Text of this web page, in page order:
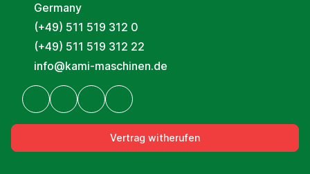
Germany
(+49) 511 519 312 0
(+49) 511 519 312 22
info@kami-maschinen.de
Vertrag witherufen